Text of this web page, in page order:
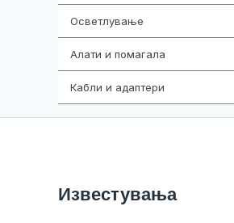
Осветлување
Алати и помагала
Кабли и адаптери
Известувања